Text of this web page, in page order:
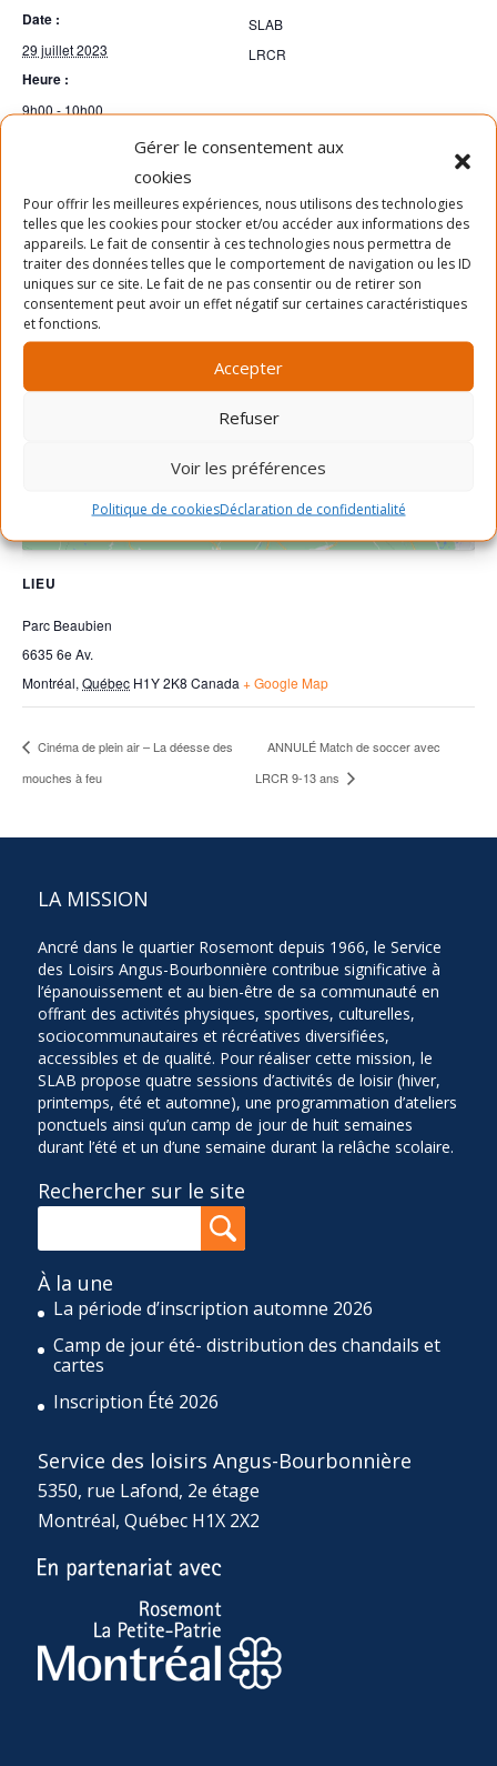
Gérer le consentement aux
cookies
Pour offrir les meilleures expériences, nous utilisons des technologies
telles que les cookies pour stocker et/ou accéder aux informations des
appareils. Le fait de consentir à ces technologies nous permettra de
traiter des données telles que le comportement de navigation ou les ID
uniques sur ce site. Le fait de ne pas consentir ou de retirer son
consentement peut avoir un effet négatif sur certaines caractéristiques
et fonctions.
Accepter
Refuser
Voir les préférences
Politique de cookiesDéclaration de confidentialité
Date :
29 juillet 2023
Heure :
9h00 - 10h00
SLAB
LRCR
LIEU
Parc Beaubien
6635 6e Av.
Montréal, Québec H1Y 2K8 Canada + Google Map
Cliquez pour accepter les cookies
marketing et activer ce contenu
Cinéma de plein air – La déesse des
mouches à feu
ANNULÉ Match de soccer avec
LRCR 9-13 ans
LA MISSION
Ancré dans le quartier Rosemont depuis 1966, le Service
des Loisirs Angus-Bourbonnière contribue significative à
l’épanouissement et au bien-être de sa communauté en
offrant des activités physiques, sportives, culturelles,
sociocommunautaires et récréatives diversifiées,
accessibles et de qualité. Pour réaliser cette mission, le
SLAB propose quatre sessions d’activités de loisir (hiver,
printemps, été et automne), une programmation d’ateliers
ponctuels ainsi qu’un camp de jour de huit semaines
durant l’été et un d’une semaine durant la relâche scolaire.
Rechercher sur le site
À la une
La période d’inscription automne 2026
Camp de jour été- distribution des chandails et
cartes
Inscription Été 2026
Service des loisirs Angus-Bourbonnière
5350, rue Lafond, 2e étage
Montréal, Québec H1X 2X2